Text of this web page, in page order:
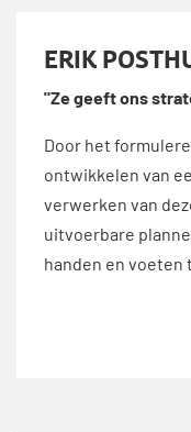
ERIK
"Ze geeft ons
Door het
ontwikkelen van
verwerken van
uitvoerbare
handen en voeten